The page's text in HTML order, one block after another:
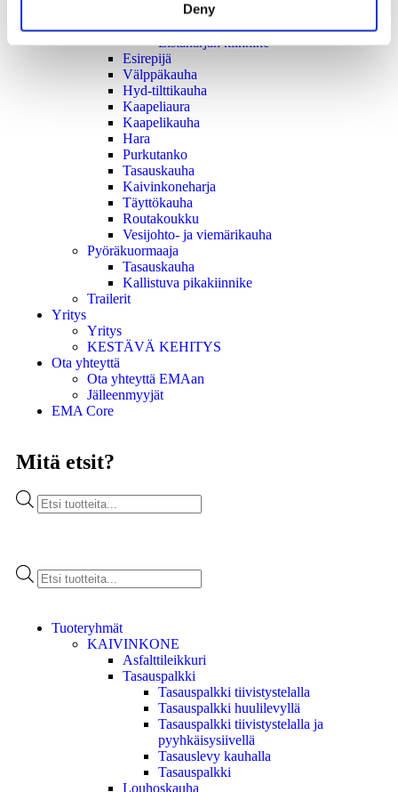
Deny
Kiinnike Kaapelikauha/Tasauspalkki
Listaharjan kiinnike
Esirepijä
Välppäkauha
Hyd-tilttikauha
Kaapeliaura
Kaapelikauha
Hara
Purkutanko
Tasauskauha
Kaivinkoneharja
Täyttökauha
Routakoukku
Vesijohto- ja viemärikauha
Pyöräkuormaaja
Tasauskauha
Kallistuva pikakiinnike
Trailerit
Yritys
Yritys
KESTÄVÄ KEHITYS
Ota yhteyttä
Ota yhteyttä EMAan
Jälleenmyyjät
EMA Core
Mitä etsit?
Tuoteryhmät
KAIVINKONE
Asfalttileikkuri
Tasauspalkki
Tasauspalkki tiivistystelalla
Tasauspalkki huulilevyllä
Tasauspalkki tiivistystelalla ja
pyyhkäisysiivellä
Tasauslevy kauhalla
Tasauspalkki
Louhoskauha